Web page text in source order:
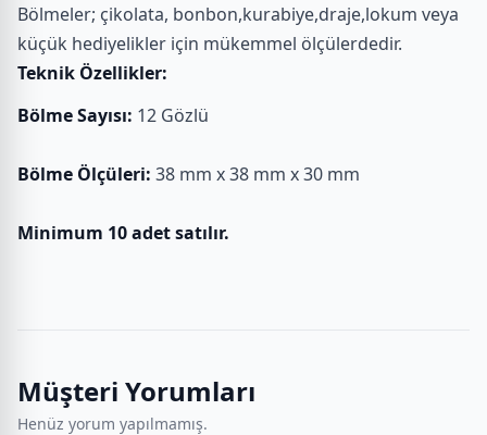
Bölmeler; çikolata, bonbon,kurabiye,draje,lokum veya
küçük hediyelikler için mükemmel ölçülerdedir.
Teknik Özellikler:
Bölme Sayısı: 12 Gözlü
Bölme Ölçüleri: 38 mm x 38 mm x 30 mm
Minimum 10 adet satılır.
Müşteri Yorumları
Henüz yorum yapılmamış.